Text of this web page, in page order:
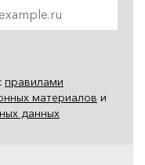
правилами
материалов и
данных